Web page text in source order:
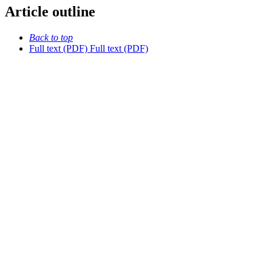
Article outline
Back to top
Full text (PDF) Full text (PDF)